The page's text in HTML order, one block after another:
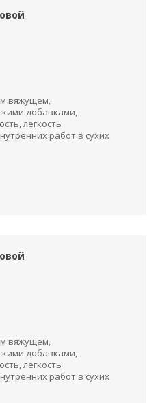
вяжущем,
добавками,
легкость
работ в сухих
вяжущем,
добавками,
легкость
работ в сухих